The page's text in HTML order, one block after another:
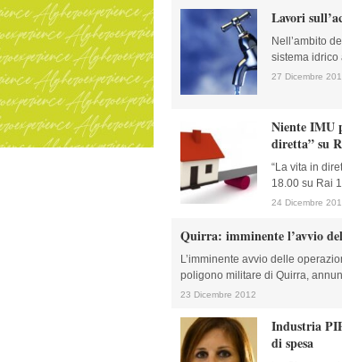
Lavori
Nell’ambito
sistema idrico
27 Dicembre
Niente IMU
diretta” su
“La vita in
18.00 su Rai
24 Dicembre
Quirra: imminente l’avvio
L’imminente avvio delle
poligono militare di Quirra,
23 Dicembre 2012
Industria
di spesa